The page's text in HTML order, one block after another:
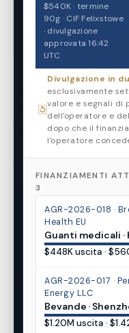
$540K · termine
90g · CIF Felixstowe
· divulgazione
approvata 16:42
UTC
↺
Divulgazione in
esclusivamente
valore e segnali di
dell'operatore e
dopo che il
l'operatore
FINANZIAMENTI
3
AGR-2026-018 ·
Health EU
Guanti medicali ·
$448K uscita ·
AGR-2026-017 ·
Energy LLC
Bevande ·
$1.20M uscita ·